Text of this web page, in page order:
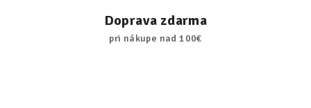
Doprava zdarma
pri nákupe nad 100€